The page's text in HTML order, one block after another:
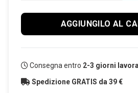
AGGIUNGILO AL
Consegna entro 2-3 giorni
Spedizione GRATIS da 39 €